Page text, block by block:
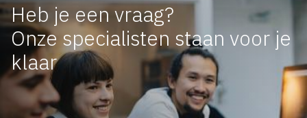
Heb je een vraag?
Onze specialisten staan voor je
klaar